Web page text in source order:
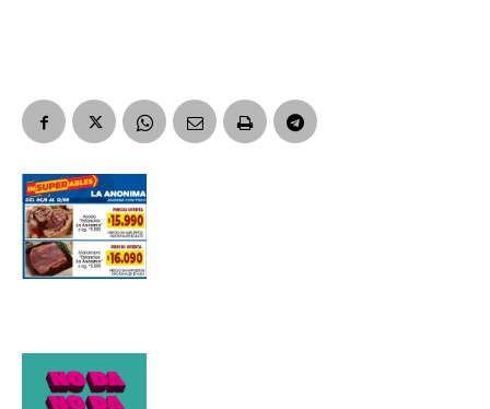
Dirección de correo electrónico *
Nombre
Apellidos